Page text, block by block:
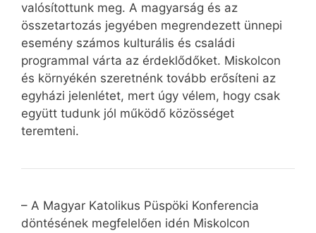
valósítottunk meg. A magyarság és az
összetartozás jegyében megrendezett ünnepi
esemény számos kulturális és családi
programmal várta az érdeklődőket. Miskolcon
és környékén szeretnénk tovább erősíteni az
egyházi jelenlétet, mert úgy vélem, hogy csak
együtt tudunk jól működő közösséget
teremteni.
– A Magyar Katolikus Püspöki Konferencia
döntésének megfelelően idén Miskolcon